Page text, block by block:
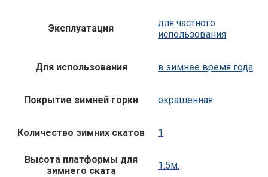
Эксплуатация
для частного
использования
Для использования в зимнее время года
Покрытие зимней горки окрашенная
Количество зимних скатов 1
Высота платформы для
зимнего ската
1.5м.